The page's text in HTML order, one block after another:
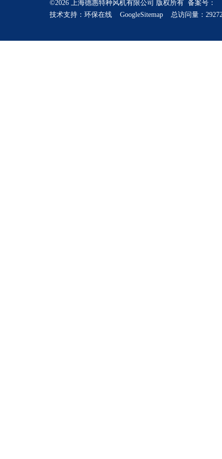
©2026 上海德惠特种风机有限公司 版权所有 备案号：
技术支持： 环保在线 GoogleSitemap 总访问量：